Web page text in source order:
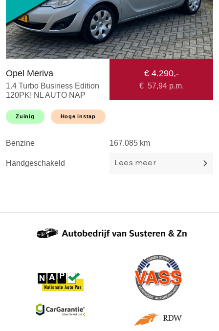
Opel Meriva
1.4 Turbo Business Edition
120PK! NL AUTO NAP
CRUISE l AIRCO l
TREKHAAK l LMV l
€ 4.290,-
€ 57,94p.m.
Zuinig Hoge instap
Benzine 167.085 km
Handgeschakeld Lees meer